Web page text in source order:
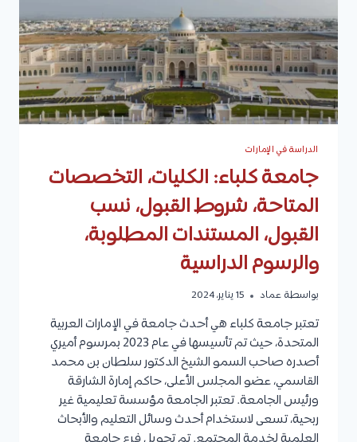
التواصل
مع
المعهد
الدراسة في الإمارات
جامعة كلباء: الكليات، التخصصات
المتاحة، شروط القبول، نسب
القبول، المستندات المطلوبة،
والرسوم الدراسية
بواسطة عماد 15 يناير، 2024
تعتبر جامعة كلباء هي أحدث جامعة في الإمارات العربية
المتحدة، حيث تم تأسيسها في عام 2023 بمرسوم أميري
أصدره صاحب السمو الشيخ الدكتور سلطان بن محمد
القاسمي، عضو المجلس الأعلى، حاكم إمارة الشارقة
ورئيس الجامعة. تعتبر الجامعة مؤسسة تعليمية غير
ربحية، تسعى لاستخدام أحدث وسائل التعليم والأبحاث